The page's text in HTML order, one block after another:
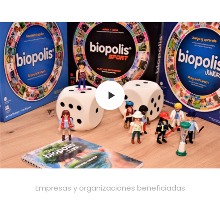
Empresas y organizaciones beneficiadas